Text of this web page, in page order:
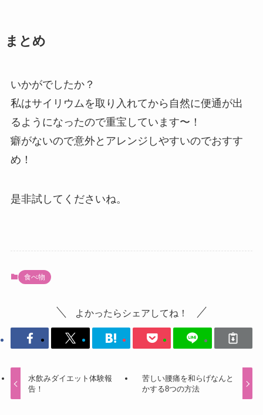
まとめ
いかがでしたか？
私はサイリウムを取り入れてから自然に便通が出
るようになったので重宝しています〜！
癖がないので意外とアレンジしやすいのでおすす
め！
是非試してくださいね。
食べ物
よかったらシェアしてね！
水飲みダイエット体験報
告！
苦しい腰痛を和らげなんと
かする8つの方法